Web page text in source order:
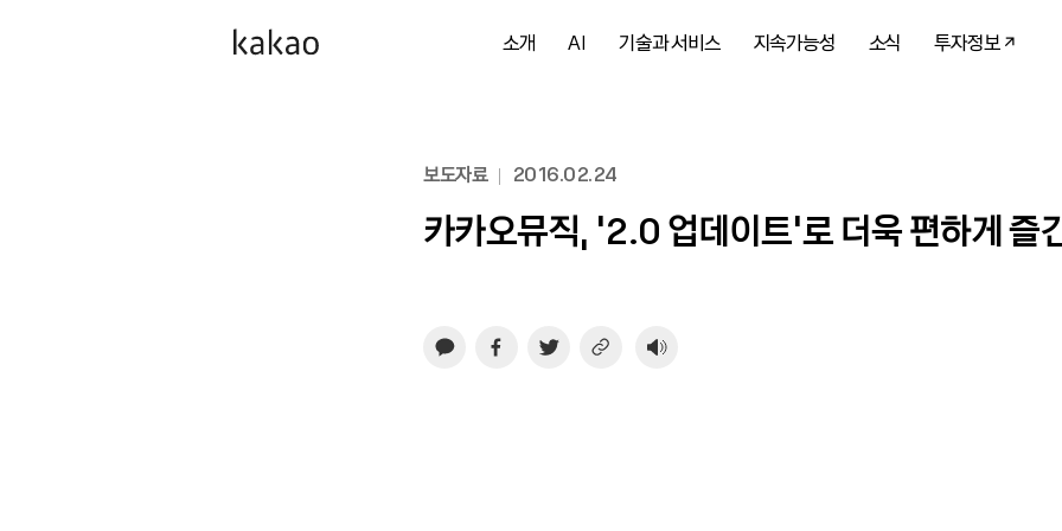
소개 AI 기술과 서비스 지속가능성 소식 투자정보
보도자료 2016.02.24
카카오뮤직, ‘2.0 업데이트’로 더욱 편하게 즐